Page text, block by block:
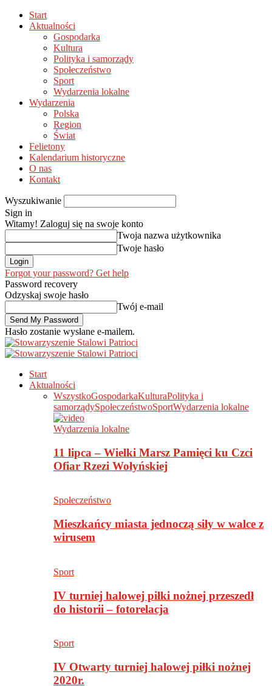
Start
Aktualności
Gospodarka
Kultura
Polityka i samorządy
Społeczeństwo
Sport
Wydarzenia lokalne
Wydarzenia
Polska
Region
Świat
Felietony
Kalendarium historyczne
O nas
Kontakt
Wyszukiwanie
Sign in
Witamy! Zaloguj się na swoje konto
Twoja nazwa użytkownika
Twoje hasło
Forgot your password? Get help
Password recovery
Odzyskaj swoje hasło
Twój e-mail
Hasło zostanie wysłane e-mailem.
Start
Aktualności
WszystkoGospodarkaKulturaPolityka i
samorządySpołeczeństwoSportWydarzenia lokalne
Wydarzenia lokalne
11 lipca – Wielki Marsz Pamięci ku Czci
Ofiar Rzezi Wołyńskiej
Społeczeństwo
Mieszkańcy miasta jednoczą siły w walce z
wirusem
Sport
IV turniej halowej piłki nożnej przeszedł
do historii – fotorelacja
Sport
IV Otwarty turniej halowej piłki nożnej
2020r.